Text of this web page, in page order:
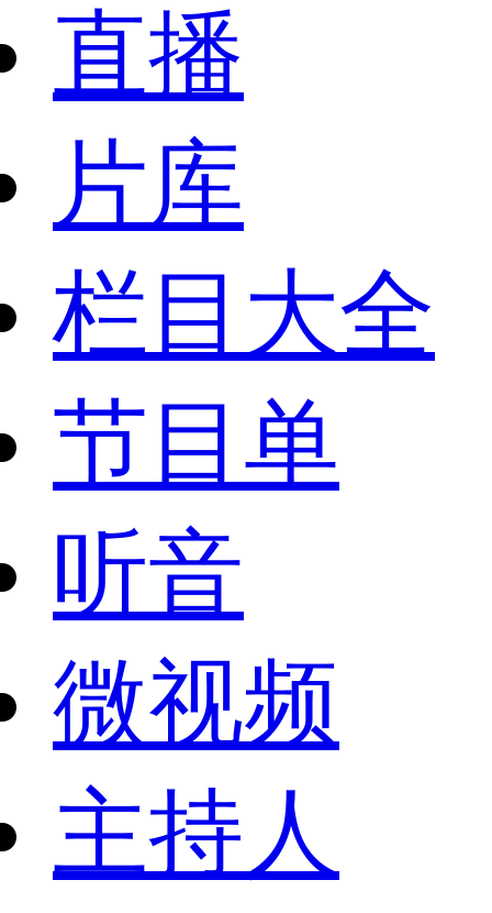
直播
片库
栏目大全
节目单
听音
微视频
主持人